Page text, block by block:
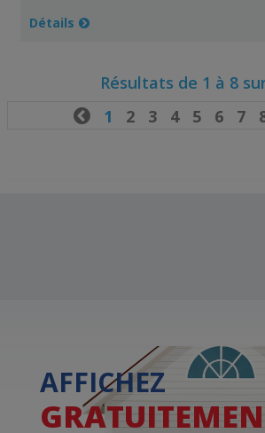
Détails
Résultats de 1 à 8
1 2 3 4 5 6 7
AFFICHEZ